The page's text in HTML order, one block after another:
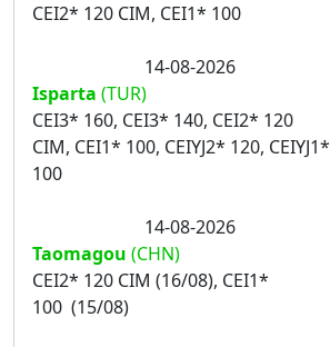
CEI2* 120 CIM, CEI1* 100
14-08-2026
Isparta (TUR)
CEI3* 160, CEI3* 140, CEI2* 120
CIM, CEI1* 100, CEIYJ2* 120, CEIYJ1*
100
14-08-2026
Taomagou (CHN)
CEI2* 120 CIM (16/08), CEI1*
100 (15/08)